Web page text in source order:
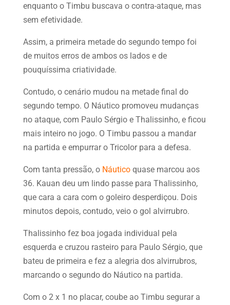
enquanto o Timbu buscava o contra-ataque, mas
sem efetividade.
Assim, a primeira metade do segundo tempo foi
de muitos erros de ambos os lados e de
pouquíssima criatividade.
Contudo, o cenário mudou na metade final do
segundo tempo. O Náutico promoveu mudanças
no ataque, com Paulo Sérgio e Thalissinho, e ficou
mais inteiro no jogo. O Timbu passou a mandar
na partida e empurrar o Tricolor para a defesa.
Com tanta pressão, o Náutico quase marcou aos
36. Kauan deu um lindo passe para Thalissinho,
que cara a cara com o goleiro desperdiçou. Dois
minutos depois, contudo, veio o gol alvirrubro.
Thalissinho fez boa jogada individual pela
esquerda e cruzou rasteiro para Paulo Sérgio, que
bateu de primeira e fez a alegria dos alvirrubros,
marcando o segundo do Náutico na partida.
Com o 2 x 1 no placar, coube ao Timbu segurar a